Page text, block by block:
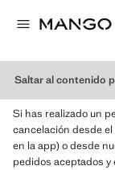
Saltar al contenido
¿PUEDO
Si has realizado un
cancelación desde
en la app) o desde
pedidos aceptados y